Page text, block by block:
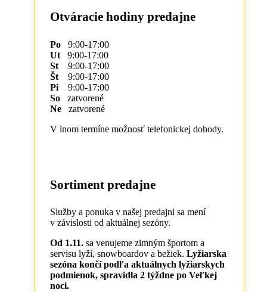
Otváracie hodiny predajne
Po 9:00-17:00
Ut 9:00-17:00
St 9:00-17:00
Št 9:00-17:00
Pi 9:00-17:00
So zatvorené
Ne zatvorené
V inom termíne možnosť telefonickej dohody.
Sortiment predajne
Služby a ponuka v našej predajni sa mení
v závislosti od aktuálnej sezóny.
Od 1.11. sa venujeme zimným športom a
servisu lyží, snowboardov a bežiek. Lyžiarska
sezóna končí podľa aktuálnych lyžiarskych
podmienok, spravidla 2 týždne po Veľkej
noci.